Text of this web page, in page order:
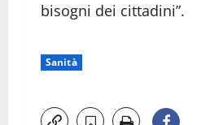
bisogni dei cittadini”.
Sanità